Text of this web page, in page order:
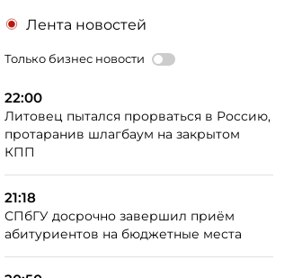
Лента новостей
Только бизнес новости
22:00
Литовец пытался прорваться в Россию,
протаранив шлагбаум на закрытом
КПП
21:18
СПбГУ досрочно завершил приём
абитуриентов на бюджетные места